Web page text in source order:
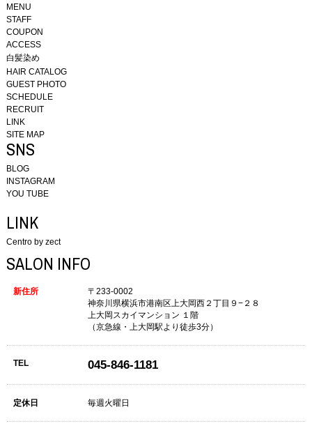
MENU
STAFF
COUPON
ACCESS
白髪染め
HAIR CATALOG
GUEST PHOTO
SCHEDULE
RECRUIT
LINK
SITE MAP
SNS
BLOG
INSTAGRAM
YOU TUBE
LINK
Centro by zect
SALON INFO
新住所
〒233-0002
神奈川県横浜市港南区上大岡西２丁目９−２８
上大岡スカイマンション １階
（京急線・上大岡駅より徒歩3分）
TEL 045-846-1181
定休日 毎週火曜日